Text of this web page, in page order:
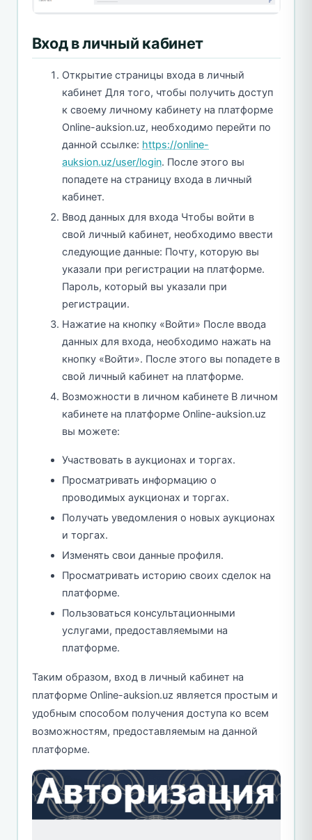
Вход в личный кабинет
Открытие страницы входа в личный
кабинет Для того, чтобы получить доступ
к своему личному кабинету на платформе
Online-auksion.uz, необходимо перейти по
данной ссылке: https://online-
auksion.uz/user/login. После этого вы
попадете на страницу входа в личный
кабинет.
Ввод данных для входа Чтобы войти в
свой личный кабинет, необходимо ввести
следующие данные: Почту, которую вы
указали при регистрации на платформе.
Пароль, который вы указали при
регистрации.
Нажатие на кнопку «Войти» После ввода
данных для входа, необходимо нажать на
кнопку «Войти». После этого вы попадете в
свой личный кабинет на платформе.
Возможности в личном кабинете В личном
кабинете на платформе Online-auksion.uz
вы можете:
Участвовать в аукционах и торгах.
Просматривать информацию о
проводимых аукционах и торгах.
Получать уведомления о новых аукционах
и торгах.
Изменять свои данные профиля.
Просматривать историю своих сделок на
платформе.
Пользоваться консультационными
услугами, предоставляемыми на
платформе.
Таким образом, вход в личный кабинет на
платформе Online-auksion.uz является простым и
удобным способом получения доступа ко всем
возможностям, предоставляемым на данной
платформе.